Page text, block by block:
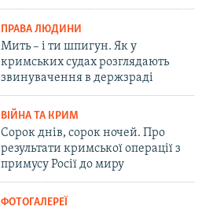
ПРАВА ЛЮДИНИ
Мить – і ти шпигун. Як у
кримських судах розглядають
звинувачення в держзраді
ВІЙНА ТА КРИМ
Сорок днів, сорок ночей. Про
результати кримської операції з
примусу Росії до миру
ФОТОГАЛЕРЕЇ